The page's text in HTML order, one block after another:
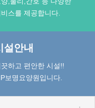
스를 제공합니다.
설안내
하고 편안한 시설!!
보명요양원입니다.